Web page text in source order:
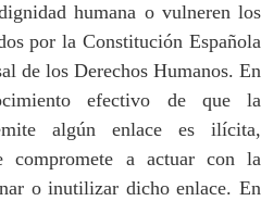
humana o vulneren los
por la Constitución Española
de los Derechos Humanos. En
efectivo de que la
algún enlace es ilícita,
compromete a actuar con la
o inutilizar dicho enlace. En